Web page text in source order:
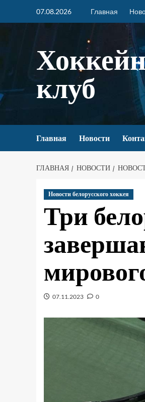
07.08.2026 Главная
клуб
Главная Новости
ГЛАВНАЯ НОВОСТИ
Новости белорусского хоккея
Три
07.11.2023 0